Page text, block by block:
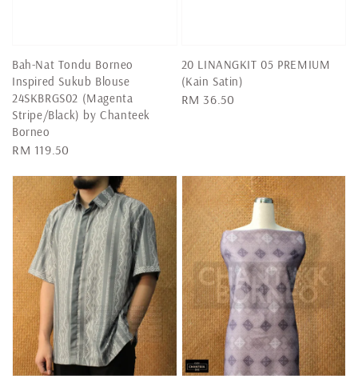
Bah-Nat Tondu Borneo
Inspired Sukub Blouse
24SKBRGS02 (Magenta
Stripe/Black) by Chanteek
Borneo
Regular
RM 119.50
20 LINANGKIT 05 PREMIUM
(Kain Satin)
Regular
RM 36.50